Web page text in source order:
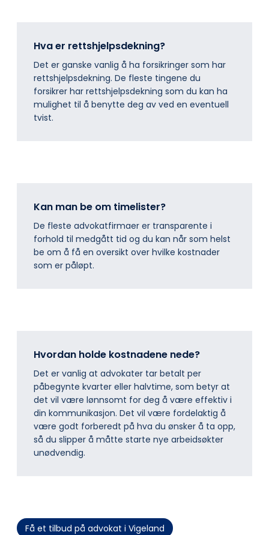
Hva er rettshjelpsdekning?
Det er ganske vanlig å ha forsikringer som har
rettshjelpsdekning. De fleste tingene du
forsikrer har rettshjelpsdekning som du kan ha
mulighet til å benytte deg av ved en eventuell
tvist.
Kan man be om timelister?
De fleste advokatfirmaer er transparente i
forhold til medgått tid og du kan når som helst
be om å få en oversikt over hvilke kostnader
som er påløpt.
Hvordan holde kostnadene nede?
Det er vanlig at advokater tar betalt per
påbegynte kvarter eller halvtime, som betyr at
det vil være lønnsomt for deg å være effektiv i
din kommunikasjon. Det vil være fordelaktig å
være godt forberedt på hva du ønsker å ta opp,
så du slipper å måtte starte nye arbeidsøkter
unødvendig.
Få et tilbud på advokat i Vigeland